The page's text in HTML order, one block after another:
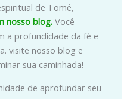
de Tomé,
nosso blog. Você
a profundidade da fé e
visite nosso blog e
sua caminhada!
de aprofundar seu